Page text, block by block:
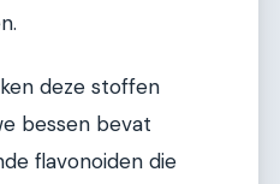
deze stoffen
bessen bevat
flavonoiden die